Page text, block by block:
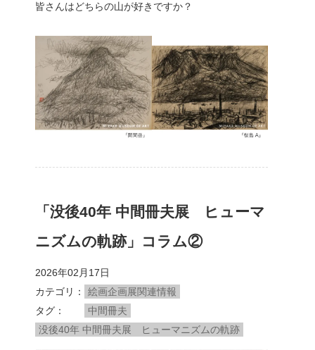
皆さんはどちらの山が好きですか？
「没後40年 中間冊夫展 ヒューマ
ニズムの軌跡」コラム②
2026年02月17日
カテゴリ
絵画企画展関連情報
タグ
中間冊夫
没後40年 中間冊夫展 ヒューマニズムの軌跡